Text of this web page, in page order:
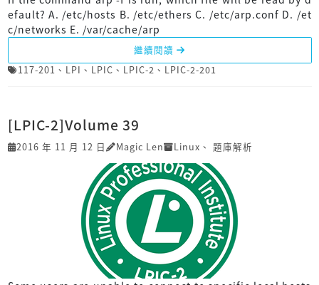
efault? A. /etc/hosts B. /etc/ethers C. /etc/arp.conf D. /et
c/networks E. /var/cache/arp
繼續閱讀
117-201 、 LPI 、 LPIC 、 LPIC-2 、 LPIC-2-201
[LPIC-2]Volume 39
2016 年 11 月 12 日 Magic Len Linux 、 題庫解析